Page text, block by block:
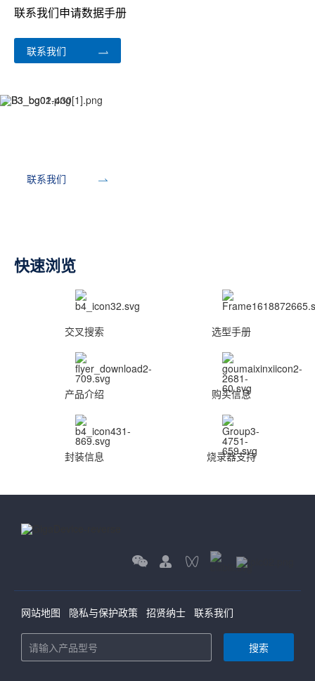
联系我们申请数据手册
联系我们
联系我们
快速浏览
交叉搜索 选型手册
产品介绍 购买信息
封装信息 烧录器支持
网站地图 隐私与保护政策 招贤纳士 联系我们
搜索